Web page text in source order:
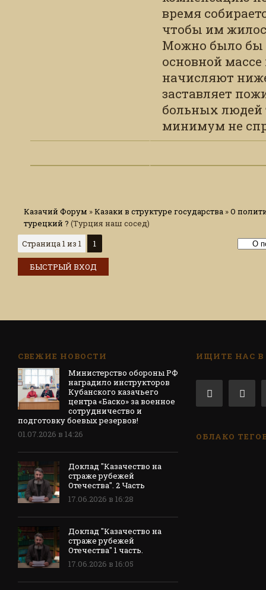
время
чтобы им
Можно было бы
основной
начисляют
заставляет
больных людей
минимум не
Казачий Форум »Казаки в структуре государства »О
турецкий ? (Турция наш сосед)
Страница1из 1 1
СВЕЖИЕ НОВОСТИ
Министерство обороны РФ
наградило инструкторов
Кубанского казачьего
центра «Баско» за военное
сотрудничество и
подготовку боевых резервов!
01.07.2026 в 14:26
Доклад "Казачество на
страже рубежей
Отечества". 2 Часть
17.06.2026 в 16:28
Доклад "Казачество на
страже рубежей
Отечества" 1 часть.
17.06.2026 в 16:05
ИЩИТЕ НАС В
ОБЛАКО